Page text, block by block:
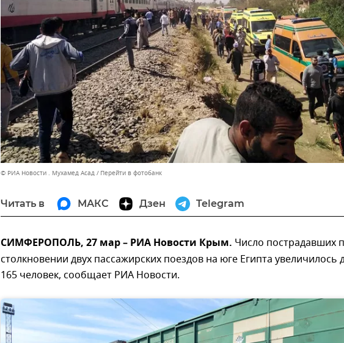
© РИА Новости . Мухамед Асад Перейти в фотобанк
Читать в МАКС Дзен Telegram
СИМФЕРОПОЛЬ, 27 мар – РИА Новости Крым. Число пострадавших
столкновении двух пассажирских поездов на юге Египта увеличилось
165 человек, сообщает РИА Новости.